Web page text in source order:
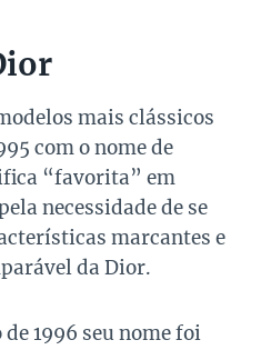
mais clássicos
com o nome de
“favorita” em
necessidade de se
marcantes e
da Dior.
1996 seu nome foi